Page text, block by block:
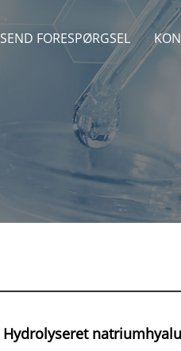
SEND FORESPØRGSEL
Hydrolyseret